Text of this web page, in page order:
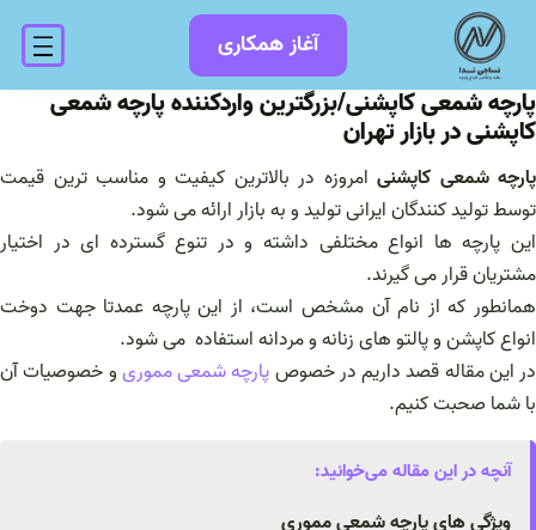
محتوا
آغاز همکاری
پارچه شمعی کاپشنی/بزرگترین واردکننده پارچه شمعی
کاپشنی در بازار تهران
پارچه شمعی کاپشنی امروزه در بالاترین کیفیت و مناسب ترین قیمت
توسط تولید کنندگان ایرانی تولید و به بازار ارائه می شود.
این پارچه ها انواع مختلفی داشته و در تنوع گسترده ای در اختیار
مشتریان قرار می گیرند.
همانطور که از نام آن مشخص است، از این پارچه عمدتا جهت دوخت
انواع کاپشن و پالتو های زنانه و مردانه استفاده می شود.
در این مقاله قصد داریم در خصوصپارچه شمعی مموریو خصوصیات آن
با شما صحبت کنیم.
آنچه در این مقاله می‌خوانید:
ویژگی های پارچه شمعی مموری